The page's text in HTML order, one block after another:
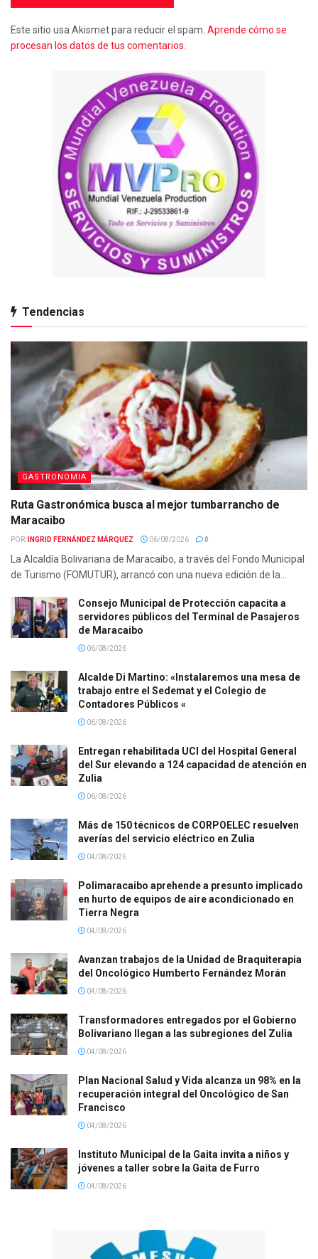
Este sitio usa Akismet para reducir el spam. Aprende cómo se
procesan los datos de tus comentarios.
Tendencias
GASTRONOMIA
Ruta Gastronómica busca al mejor tumbarrancho de
Maracaibo
POR: INGRID FERNÁNDEZ MÁRQUEZ 06/08/2026 0
La Alcaldía Bolivariana de Maracaibo, a través del Fondo Municipal
de Turismo (FOMUTUR), arrancó con una nueva edición de la...
Consejo Municipal de Protección capacita a
servidores públicos del Terminal de Pasajeros
de Maracaibo
06/08/2026
Alcalde Di Martino: «Instalaremos una mesa de
trabajo entre el Sedemat y el Colegio de
Contadores Públicos «
06/08/2026
Entregan rehabilitada UCI del Hospital General
del Sur elevando a 124 capacidad de atención en
Zulia
06/08/2026
Más de 150 técnicos de CORPOELEC resuelven
averías del servicio eléctrico en Zulia
04/08/2026
Polimaracaibo aprehende a presunto implicado
en hurto de equipos de aire acondicionado en
Tierra Negra
04/08/2026
Avanzan trabajos de la Unidad de Braquiterapia
del Oncológico Humberto Fernández Morán
04/08/2026
Transformadores entregados por el Gobierno
Bolivariano llegan a las subregiones del Zulia
04/08/2026
Plan Nacional Salud y Vida alcanza un 98% en la
recuperación integral del Oncológico de San
Francisco
04/08/2026
Instituto Municipal de la Gaita invita a niños y
jóvenes a taller sobre la Gaita de Furro
04/08/2026